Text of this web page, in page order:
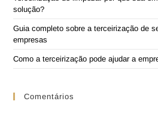
solução?
Guia completo sobre a terceirização de
empresas
Como a terceirização pode ajudar a
Comentários